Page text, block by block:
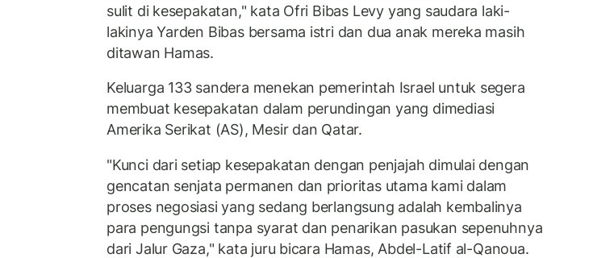
sulit di kesepakatan," kata Ofri Bibas Levy yang saudara laki-
lakinya Yarden Bibas bersama istri dan dua anak mereka masih
ditawan Hamas.
Keluarga 133 sandera menekan pemerintah Israel untuk segera
membuat kesepakatan dalam perundingan yang dimediasi
Amerika Serikat (AS), Mesir dan Qatar.
"Kunci dari setiap kesepakatan dengan penjajah dimulai dengan
gencatan senjata permanen dan prioritas utama kami dalam
proses negosiasi yang sedang berlangsung adalah kembalinya
para pengungsi tanpa syarat dan penarikan pasukan sepenuhnya
dari Jalur Gaza," kata juru bicara Hamas, Abdel-Latif al-Qanoua.